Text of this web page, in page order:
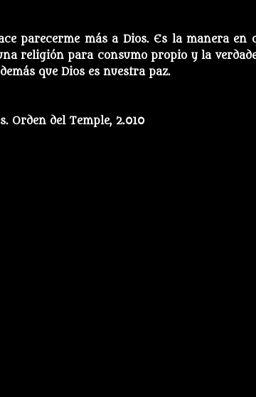
parecerme más a Dios. Es la manera en
religión para consumo propio y la
que Dios es nuestra paz.
Orden del Temple, 2.010